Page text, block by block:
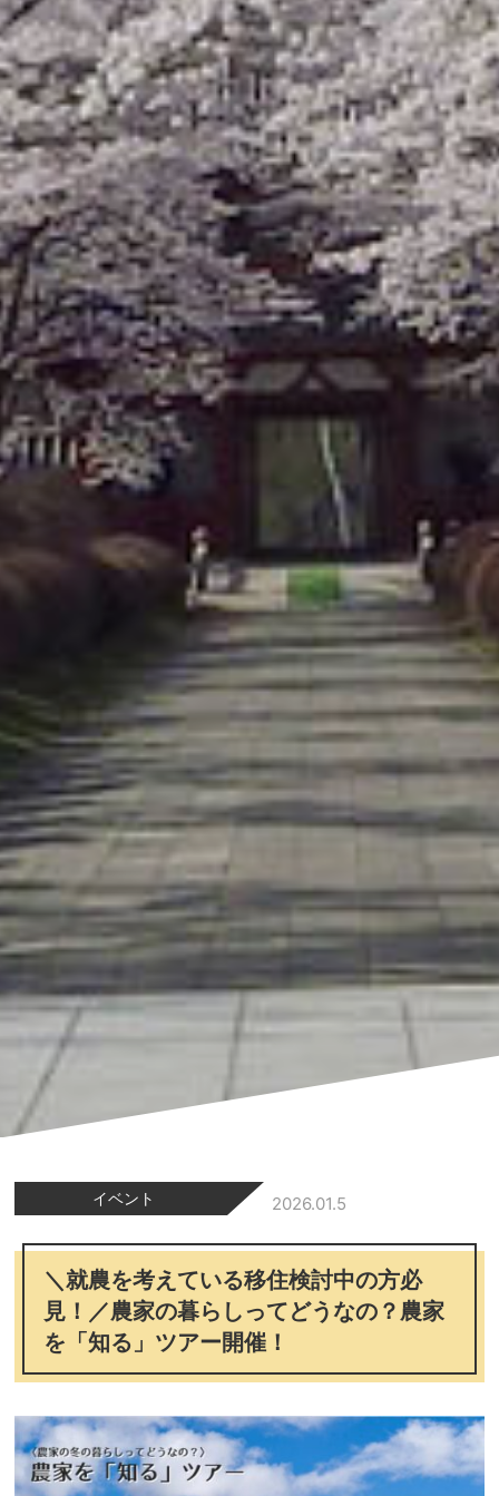
イベント 2026.01.5
＼就農を考えている移住検討中の方必
見！／農家の暮らしってどうなの？農家
を「知る」ツアー開催！